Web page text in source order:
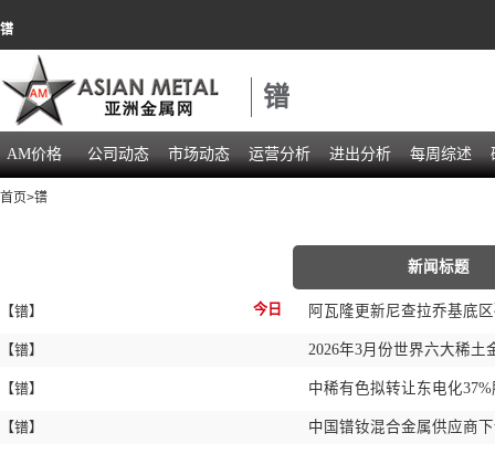
镨
镨
AM价格 公司动态 市场动态 运营分析 进出分析 每周综述
首页>镨
【镨】 今日
【镨】
【镨】
【镨】
新闻标题
阿瓦隆更新尼查拉乔基底
2026年3月份世界六大稀土
中稀有色拟转让东电化
中国镨钕混合金属供应商